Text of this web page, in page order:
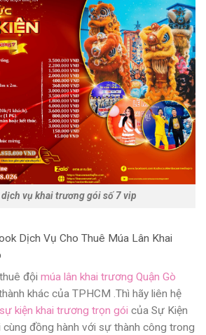
vụ khai trương gói số 7 vip
Dịch Vụ Cho Thuê Múa Lân Khai
đội múa lân khai trương Quận Gò
khác của TPHCM .Thì hãy liên hệ
kiện khai trương trọn gói của Sự Kiện
cùng đồng hành với sự thành công trong